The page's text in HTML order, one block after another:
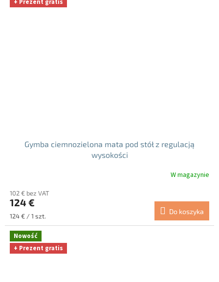
+ Prezent gratis
Gymba ciemnozielona mata pod stół z regulacją
wysokości
W magazynie
102 € bez VAT
124 €
Cena
jednostkowa:
124 € / 1 szt.
Do koszyka
Nowość
+ Prezent gratis